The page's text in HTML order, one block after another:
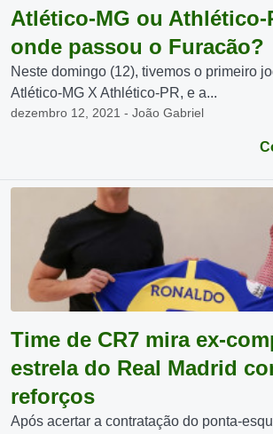
Atlético-MG ou Athlético-
onde passou o Furacão?
Neste domingo (12), tivemos o primeiro
Atlético-MG X Athlético-PR, e a...
dezembro 12, 2021 - João Gabriel
Time de CR7 mira ex-
estrela do Real Madrid
reforços
Após acertar a contratação do ponta-